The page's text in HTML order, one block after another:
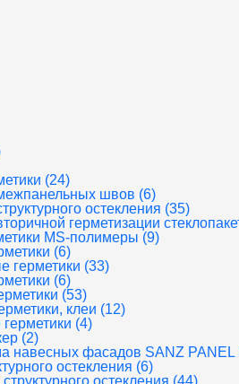
(24)
швов (6)
остекления (35)
герметизации
MS-полимеры (9)
(6)
герметики (33)
(6)
(53)
клеи (12)
(4)
(2)
навесных фасадов SANZ PANEL
остекления (6)
остекления (44)